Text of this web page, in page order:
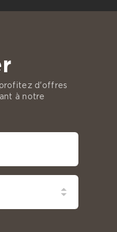
d'offres
à notre